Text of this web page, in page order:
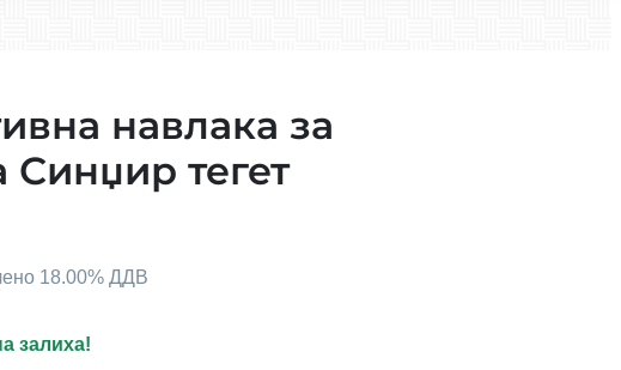
навлака за
Синџир тегет
18.00% ДДВ
залиха!